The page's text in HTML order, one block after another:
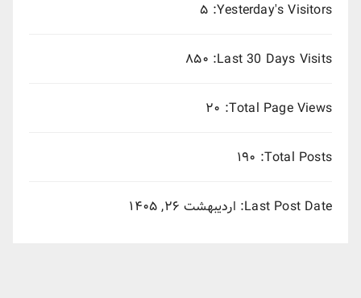
Yesterday's Visitors: ۵
Last 30 Days Visits: ۸۵۰
Total Page Views: ۲۰
Total Posts: ۱۹۰
Last Post Date: اردیبهشت ۲۶, ۱۴۰۵